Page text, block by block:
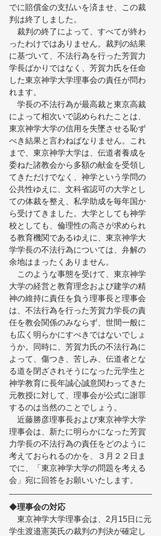
でに賠償金の支払いを済ませ、この裁
判は終了しました。
裁判の終了によって、すべてが終わ
ったわけではありません。裁判の結果
に基づいて、不法行為を行った芳賀力
学長ばかりではなく、芳賀力氏を任命
した東京神学大学理事会の責任が問わ
れます。
学長の不法行為が最高裁と東京高裁
によって相次いで認められたことは、
東京神学大学の信用を失墜させる恥ず
べき結果と言わねばなりません。これ
まで、東京神学大学は、伝道者養成を
委ねた諸教会から多額の献金を受領し
てきただけでなく、神学という学問の
公共性ゆえに、文科省認可の大学とし
ての体裁を整え、私学助成を毎年国か
ら受けてきました。大学としても神学
校としても、倫理性の高さが求められ
る教育機関であるゆえに、東京神学大
学学長の不法行為については、弁解の
余地はまったくありません。
このような事態を受けて、東京神学
大学の経営と教育理念および建学の精
神の維持に責任を負う理事長と理事会
は、不法行為を行った芳賀力学長の責
任を教会関係のみならず、世間一般に
も広く明らかにすべきではないでしょ
うか。同時に、芳賀力氏の不法行為に
よって、傷つき、苦しみ、伝道者とな
る道を閉ざされそうになった元学生と
神学教育に長年誠心誠意関わってきた
元教授に対して、理事会が公式に謝罪
するのは当然のことでしょう。
近藤勝彦理事長および東京神学大学
理事会は、新たに明らかになった芳賀
力学長の不法行為の責任をどのように
考えておられるのかを、３月２２日ま
でに、「東京神学大学の問題を考える
会」宛に回答をお願いいたします。
◆理事会の対応
東京神学大学理事会は、2月15日に元
学生渡邉憲英氏の裁判の判決が確定し